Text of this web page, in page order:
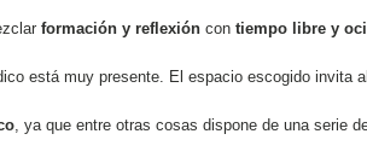
formación y reflexión con tiempo libre y
está muy presente. El espacio escogido invita
, ya que entre otras cosas dispone de una serie